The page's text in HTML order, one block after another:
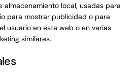
almacenamiento local, usadas para
para mostrar publicidad o para
usuario en esta web o en varias
similares.